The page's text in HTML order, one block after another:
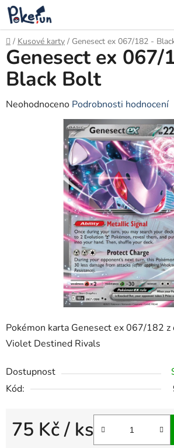
Přejít
na
obsah
Domů
/ Kusové karty / Genesect ex 067/182 -
Pokémon karta Genesect ex 067/182 z
Violet Destined Rivals
Dostupnost
Kód:
75 Kč/ ks
Genesect ex 067/
Black Bolt
Průměrné
Neohodnoceno Podrobnosti hodnocení